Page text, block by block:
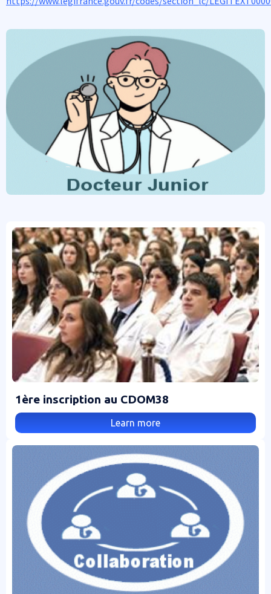
1ère inscription au CDOM38
Learn more